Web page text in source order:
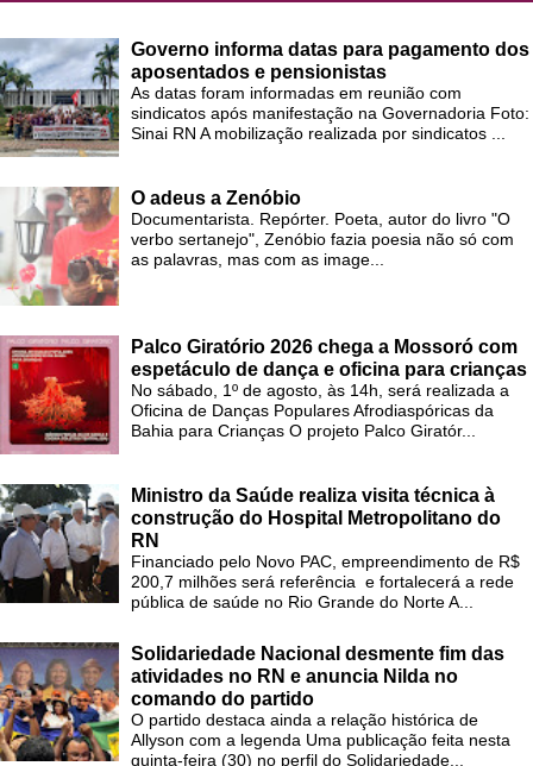
Governo informa datas para pagamento dos
aposentados e pensionistas
As datas foram informadas em reunião com
sindicatos após manifestação na Governadoria Foto:
Sinai RN A mobilização realizada por sindicatos ...
O adeus a Zenóbio
Documentarista. Repórter. Poeta, autor do livro "O
verbo sertanejo", Zenóbio fazia poesia não só com
as palavras, mas com as image...
Palco Giratório 2026 chega a Mossoró com
espetáculo de dança e oficina para crianças
No sábado, 1º de agosto, às 14h, será realizada a
Oficina de Danças Populares Afrodiaspóricas da
Bahia para Crianças O projeto Palco Giratór...
Ministro da Saúde realiza visita técnica à
construção do Hospital Metropolitano do
RN
Financiado pelo Novo PAC, empreendimento de R$
200,7 milhões será referência e fortalecerá a rede
pública de saúde no Rio Grande do Norte A...
Solidariedade Nacional desmente fim das
atividades no RN e anuncia Nilda no
comando do partido
O partido destaca ainda a relação histórica de
Allyson com a legenda Uma publicação feita nesta
quinta-feira (30) no perfil do Solidariedade...